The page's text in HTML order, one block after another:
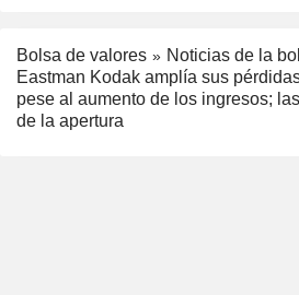
Bolsa de valores
Noticias de la
Eastman Kodak amplía sus
pese al aumento de los ingresos;
de la apertura